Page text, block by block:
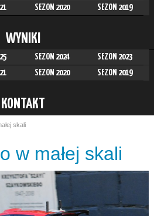
SEZON 2020
SEZON 2019
WYNIKI
SEZON 2024
SEZON 2023
SEZON 2020
SEZON 2019
KONTAKT
skali
w małej skali